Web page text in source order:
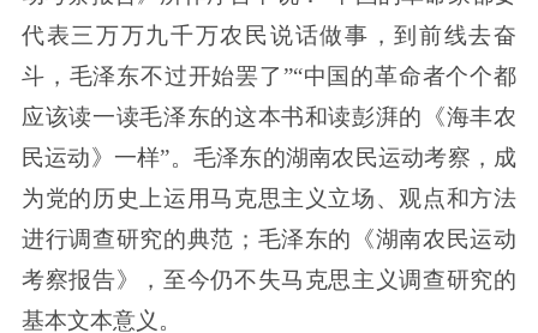
代表三万万九千万农民说话做事，到前线去奋
斗，毛泽东不过开始罢了”“中国的革命者个个都
应该读一读毛泽东的这本书和读彭湃的《海丰农
民运动》一样”。毛泽东的湖南农民运动考察，成
为党的历史上运用马克思主义立场、观点和方法
进行调查研究的典范；毛泽东的《湖南农民运动
考察报告》，至今仍不失马克思主义调查研究的
基本文本意义。